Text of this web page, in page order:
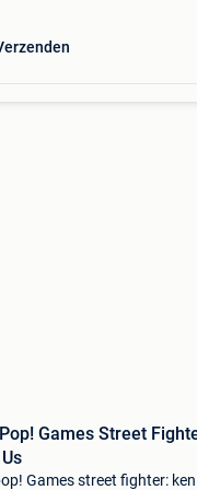
Games Street
Games street fighter: